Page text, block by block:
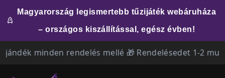
Magyarország legismertebb tűzijáték webáruháza
– országos kiszállítással, egész évben!
minden rendelés mellé 🎁 Rendelésedet 1-2